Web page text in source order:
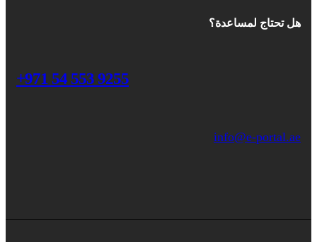
هل تحتاج لمساعدة؟
+971 54 553 9255
info@e-portal.ae